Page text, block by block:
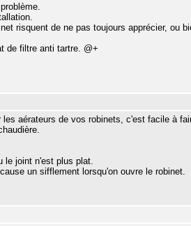
risquent de ne pas toujours apprécier, ou
de filtre anti tartre. @+
aérateurs de vos robinets, c'est facile à
le joint n'est plus plat.
un sifflement lorsqu'on ouvre le robinet.